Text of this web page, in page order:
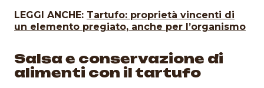
LEGGI ANCHE: Tartufo: proprietà vincenti di
un elemento pregiato, anche per l’organismo
Salsa e conservazione di
alimenti con il tartufo